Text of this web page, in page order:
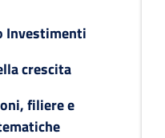
Investimenti
crescita
filiere e